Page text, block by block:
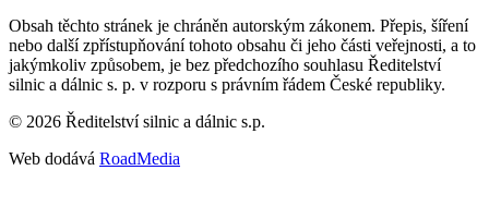
Obsah těchto stránek je chráněn autorským zákonem. Přepis, šíření
nebo další zpřístupňování tohoto obsahu či jeho části veřejnosti, a to
jakýmkoliv způsobem, je bez předchozího souhlasu Ředitelství
silnic a dálnic s. p. v rozporu s právním řádem České republiky.
© 2026 Ředitelství silnic a dálnic s.p.
Web dodává RoadMedia